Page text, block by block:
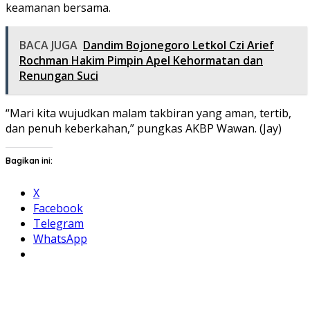
keamanan bersama.
BACA JUGA Dandim Bojonegoro Letkol Czi Arief
Rochman Hakim Pimpin Apel Kehormatan dan
Renungan Suci
“Mari kita wujudkan malam takbiran yang aman, tertib,
dan penuh keberkahan,” pungkas AKBP Wawan. (Jay)
Bagikan ini:
X
Facebook
Telegram
WhatsApp